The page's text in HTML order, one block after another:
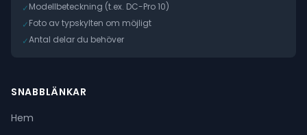
✓Modellbeteckning (t.ex. DC-Pro 10)
✓Foto av typskylten om möjligt
✓Antal delar du behöver
SNABBLÄNKAR
Hem